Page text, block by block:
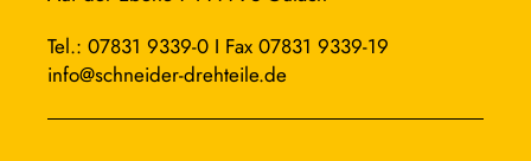
Tel.: 07831 9339-0 I Fax 07831 9339-19
info@schneider-drehteile.de